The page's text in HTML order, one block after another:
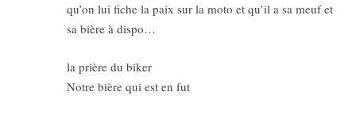
qu’on lui fiche la paix sur la moto et qu’il a sa meuf et
sa bière à dispo…
la prière du biker
Notre bière qui est en fut